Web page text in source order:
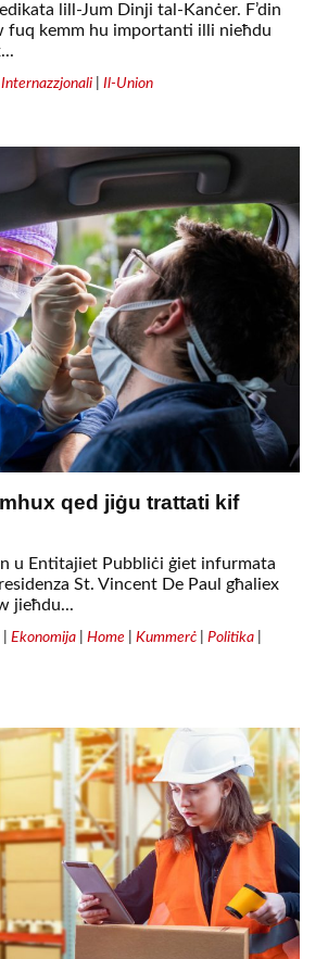
lill-Jum Dinji tal-Kanċer. F’din
fuq kemm hu importanti illi nieħdu
| Il-Union
qed jiġu trattati kif
u Entitajiet Pubbliċi ġiet infurmata
St. Vincent De Paul għaliex
jieħdu...
| Ekonomija| Home| Kummerċ| Politika|